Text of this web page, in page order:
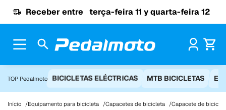
Receber entre terça-feira 11 y quarta-feira 12
TOP Pedalmoto BICICLETAS ELÉCTRICAS MTB BICICLETAS
Início Equipamento para bicicleta Capacetes de bicicleta Capacete de